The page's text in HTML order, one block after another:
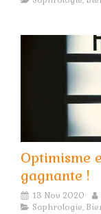
Optimisme
gagnante !
13 Nov 2020
Sophrologie,